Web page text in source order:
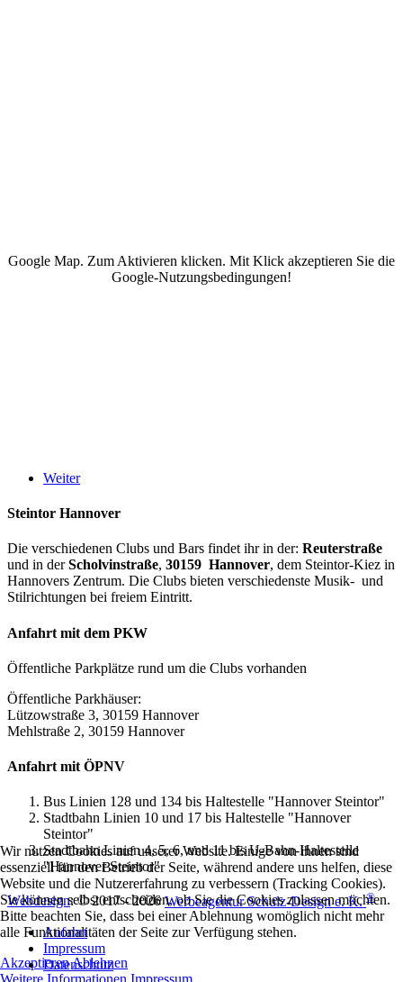
Google Map. Zum Aktivieren klicken. Mit Klick akzeptieren Sie die
Google-Nutzungsbedingungen!
Weiter
Steintor Hannover
Die verschiedenen Clubs und Bars findet ihr in der: Reuterstraße
und in derScholvinstraße, 30159 Hannover, dem Steintor-Kiez in
Hannovers Zentrum. Die Clubs bieten verschiedenste Musik- und
Stilrichtungen bei freiem Eintritt.
Anfahrt mit dem PKW
Öffentliche Parkplätze rund um die Clubs vorhanden
Öffentliche Parkhäuser:
Lützowstraße 3, 30159 Hannover
Mehlstraße 2, 30159 Hannover
Anfahrt mit ÖPNV
Bus Linien 128 und 134 bis Haltestelle "Hannover Steintor"
Stadtbahn Linien 10 und 17 bis Haltestelle "Hannover
Steintor"
Stadtbahn Linien 4, 5, 6, und 11 bis U-Bahn-Haltestelle
"Hannover Steintor"
Webdesign: © 2017 - 2026Werbeagentur Schulz-Design e. K.®
Anfahrt
Impressum
Datenschutz
Wir nutzen Cookies auf unserer Website. Einige von ihnen sind
essenziell für den Betrieb der Seite, während andere uns helfen, diese
Website und die Nutzererfahrung zu verbessern (Tracking Cookies).
Sie können selbst entscheiden, ob Sie die Cookies zulassen möchten.
Bitte beachten Sie, dass bei einer Ablehnung womöglich nicht mehr
alle Funktionalitäten der Seite zur Verfügung stehen.
AkzeptierenAblehnen
Weitere Informationen Impressum